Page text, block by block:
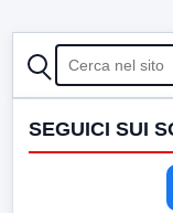
CERCA
SEGUICI SUI